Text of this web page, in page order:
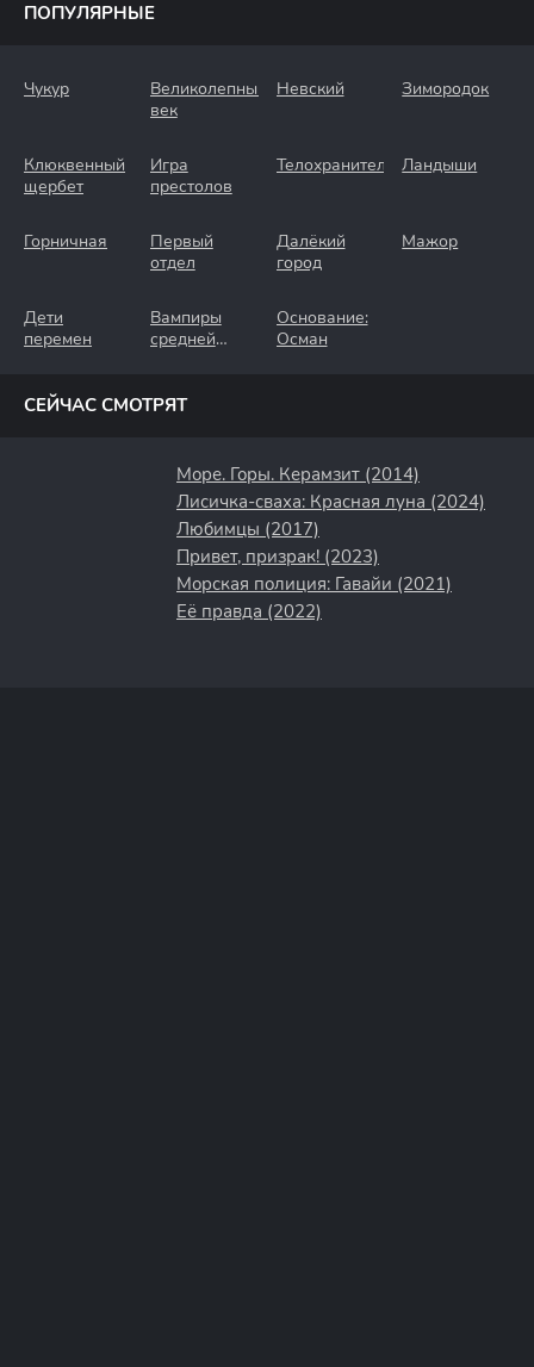
ПОПУЛЯРНЫЕ
Чукур
Великолепный
век
Невский Зимородок
Клюквенный
щербет
Игра
престолов
Телохранители Ландыши
Горничная
Первый
отдел
Далёкий
город
Мажор
Дети
перемен
Вампиры
средней
Основание:
Осман
СЕЙЧАС СМОТРЯТ
Море. Горы. Керамзит (2014)
Лисичка-сваха: Красная луна (2024)
Любимцы (2017)
Привет, призрак! (2023)
Морская полиция: Гавайи (2021)
Её правда (2022)